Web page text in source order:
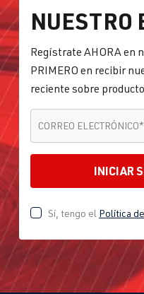
NUESTRO
Regístrate AHORA en
PRIMERO en recibir
reciente sobre
CORREO ELECTRÓNICO*
INICIAR
Sí, tengo el Política